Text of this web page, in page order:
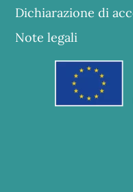
Dichiarazione di
Note legali